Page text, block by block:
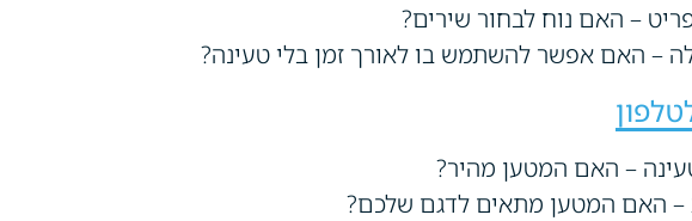
– האם נוח לבחור שירים?
– האם אפשר להשתמש בו לאורך זמן בלי טעינה?
– האם המטען מהיר?
– האם המטען מתאים לדגם שלכם?